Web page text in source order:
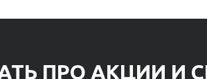
ПРО АКЦИИ И